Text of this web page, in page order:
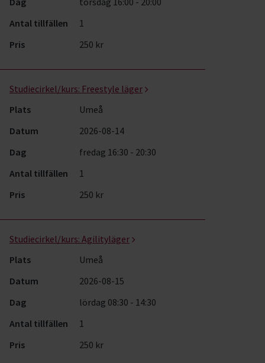
Antal tillfällen
1
Pris
250 kr
Studiecirkel/kurs: Freestyle läger
Plats
Umeå
Datum
2026-08-14
Dag
fredag 16:30 - 20:30
Antal tillfällen
1
Pris
250 kr
Studiecirkel/kurs: Agilityläger
Plats
Umeå
Datum
2026-08-15
Dag
lördag 08:30 - 14:30
Antal tillfällen
1
Pris
250 kr